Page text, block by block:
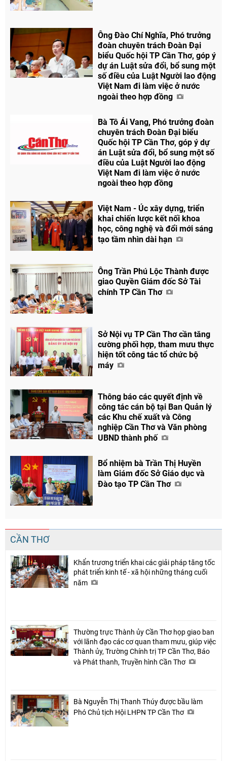
Facebook
Ông Đào Chí Nghĩa, Phó trưởng
đoàn chuyên trách Đoàn Đại
biểu Quốc hội TP Cần Thơ, góp ý
dự án Luật sửa đổi, bổ sung một
số điều của Luật Người lao động
Việt Nam đi làm việc ở nước
ngoài theo hợp đồng
Bà Tô Ái Vang, Phó trưởng đoàn
chuyên trách Đoàn Đại biểu
Quốc hội TP Cần Thơ, góp ý dự
án Luật sửa đổi, bổ sung một số
điều của Luật Người lao động
Việt Nam đi làm việc ở nước
ngoài theo hợp đồng
Việt Nam - Úc xây dựng, triển
khai chiến lược kết nối khoa
học, công nghệ và đổi mới sáng
tạo tầm nhìn dài hạn
Ông Trần Phú Lộc Thành được
giao Quyền Giám đốc Sở Tài
chính TP Cần Thơ
Sở Nội vụ TP Cần Thơ cần tăng
cường phối hợp, tham mưu thực
hiện tốt công tác tổ chức bộ
máy
Thông báo các quyết định về
công tác cán bộ tại Ban Quản lý
các Khu chế xuất và Công
nghiệp Cần Thơ và Văn phòng
UBND thành phố
Bổ nhiệm bà Trần Thị Huyền
làm Giám đốc Sở Giáo dục và
Đào tạo TP Cần Thơ
CẦN THƠ
Khẩn trương triển khai các giải pháp tăng tốc
phát triển kinh tế - xã hội những tháng cuối
năm
Thường trực Thành ủy Cần Thơ họp giao ban
với lãnh đạo các cơ quan tham mưu, giúp việc
Thành ủy, Trường Chính trị TP Cần Thơ, Báo
và Phát thanh, Truyền hình Cần Thơ
Bà Nguyễn Thị Thanh Thúy được bầu làm
Phó Chủ tịch Hội LHPN TP Cần Thơ